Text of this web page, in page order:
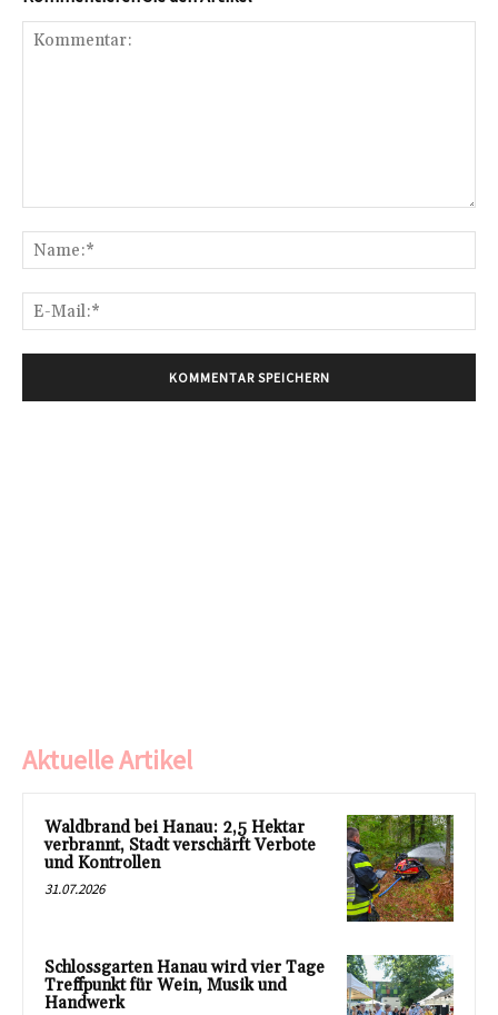
Aktuelle Artikel
Waldbrand bei Hanau: 2,5 Hektar
verbrannt, Stadt verschärft Verbote
und Kontrollen
31.07.2026
Schlossgarten Hanau wird vier Tage
Treffpunkt für Wein, Musik und
Handwerk